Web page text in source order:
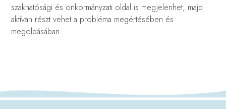
szakhatósági és önkormányzati oldal is megjelenhet, majd
aktívan részt vehet a probléma megértésében és
megoldásában.